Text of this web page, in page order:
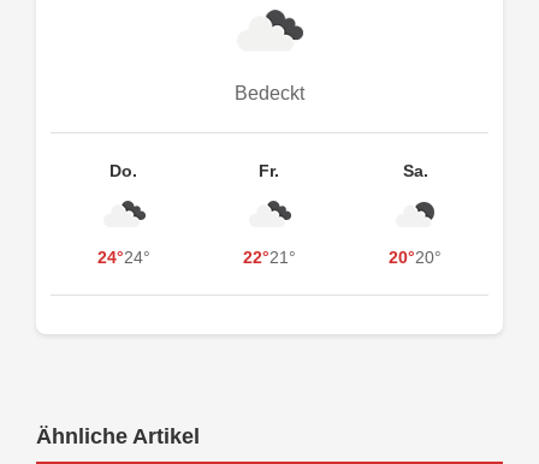
Bedeckt
Do.
24°24°
Fr.
22°21°
Sa.
20°20°
Ähnliche Artikel